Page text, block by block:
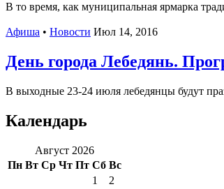
В то время, как муниципальная ярмарка
Афиша • Новости Июл 14, 2016
День города Лебедянь.
В выходные 23-24 июля лебедянцы будут
Календарь
Август 2026
Пн Вт Ср Чт Пт Сб Вс
1
2